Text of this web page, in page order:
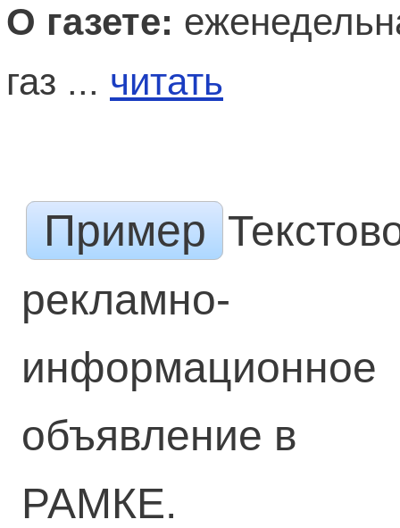
О газете:
газ ... читать
Пример
рекламно-
информационное
объявление в
РАМКЕ.